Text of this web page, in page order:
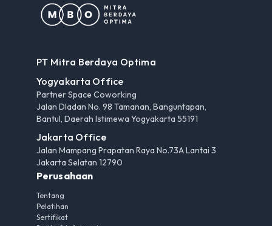
PT Mitra Berdaya Optima
Yogyakarta Office
Partner Space Coworking
Jalan Dladan No. 98 Tamanan, Banguntapan,
Bantul, Daerah Istimewa Yogyakarta 55191
Jakarta Office
Jalan Mampang Prapatan Raya No.73A Lantai 3
Jakarta Selatan 12790
Perusahaan
Tentang
Pelatihan
Sertifikat